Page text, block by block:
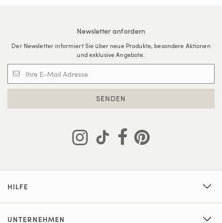
Newsletter anfordern
Der Newsletter informiert Sie über neue Produkte, besondere Aktionen
und exklusive Angebote.
SENDEN
HILFE
UNTERNEHMEN